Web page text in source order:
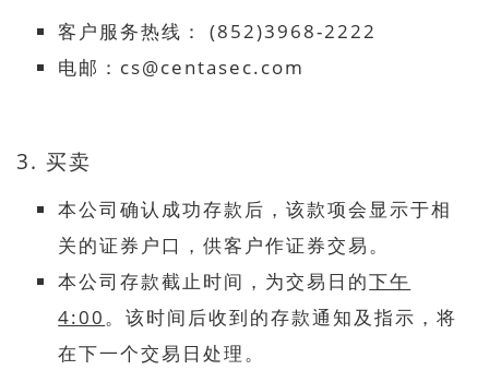
客户服务热线： (852)3968-2222
电邮：cs@centasec.com
3. 买卖
本公司确认成功存款后，该款项会显示于相
关的证券户口，供客户作证券交易。
本公司存款截止时间，为交易日的下午
4:00。该时间后收到的存款通知及指示，将
在下一个交易日处理。